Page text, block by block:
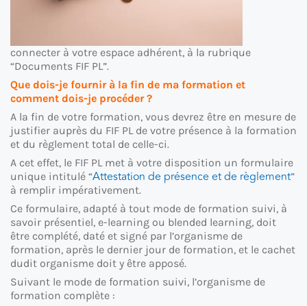
connecter à votre espace adhérent, à la rubrique
“Documents FIF PL”.
Que dois-je fournir à la fin de ma formation et
comment dois-je procéder ?
A la fin de votre formation, vous devrez être en mesure de
justifier auprès du FIF PL de votre présence à la formation
et du règlement total de celle-ci.
A cet effet, le FIF PL met à votre disposition un formulaire
unique intitulé “Attestation de présence et de règlement”
à remplir impérativement.
Ce formulaire, adapté à tout mode de formation suivi, à
savoir présentiel, e-learning ou blended learning, doit
être complété, daté et signé par l’organisme de
formation, après le dernier jour de formation, et le cachet
dudit organisme doit y être apposé.
Suivant le mode de formation suivi, l’organisme de
formation complète :